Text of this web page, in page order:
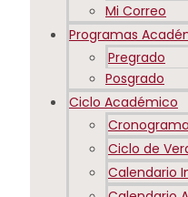
Mi Correo
Programas
Pregrado
Posgrado
Ciclo Académico
Ciclo de
Calendario